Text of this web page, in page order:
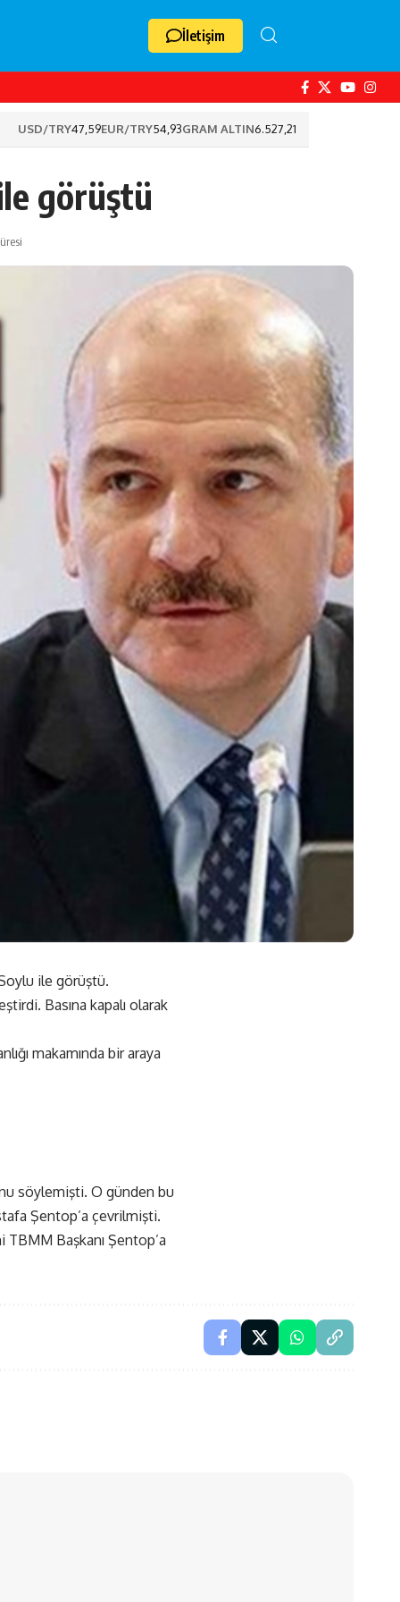
İletişim
USD/TRY47,59EUR/TRY54,93GRAM ALTIN6.527,21
görüştü
ile görüştü.
Basına kapalı olarak
makamında bir araya
söylemişti. O günden bu
Şentop’a çevrilmişti.
Başkanı Şentop’a